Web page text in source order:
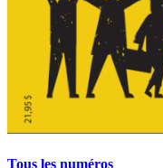
Tous les numéros